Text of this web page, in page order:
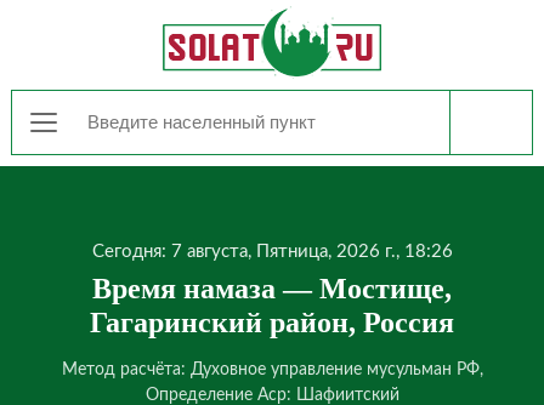
Сегодня: 7 августа, Пятница, 2026 г., 18:26
Время намаза — Мостище,
Гагаринский район, Россия
Метод расчёта: Духовное управление мусульман РФ,
Определение Аср: Шафиитский